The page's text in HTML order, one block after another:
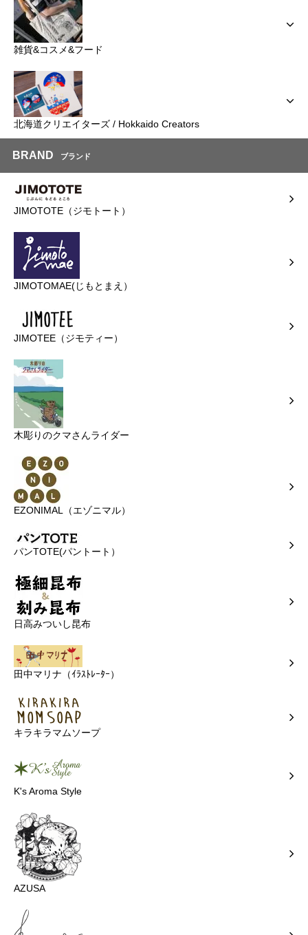
雑貨&コスメ&フード
北海道クリエイターズ / Hokkaido Creators
BRAND ブランド
JIMOTOTE（ジモトート）
JIMOTOMAE(じもとまえ）
JIMOTEE（ジモティー）
木彫りのクマさんライダー
EZONIMAL（エゾニマル）
パンTOTE(パントート）
日高みついし昆布
田中マリナ（ｲﾗｽﾄﾚｰﾀｰ）
キラキラマムソープ
K's Aroma Style
AZUSA